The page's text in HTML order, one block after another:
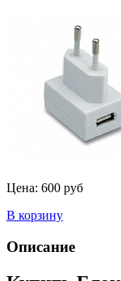
Цена: 600 руб
В корзину
Описание